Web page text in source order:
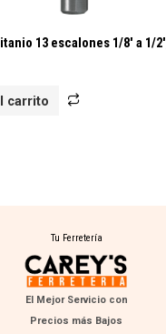
13 escalones 1/8′ a 1/
carrito
Tu Ferretería
El Mejor Servicio con
Precios más Bajos